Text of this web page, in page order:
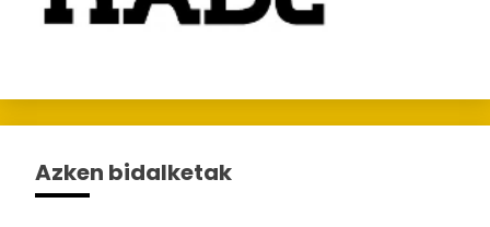
Azken bidalketak